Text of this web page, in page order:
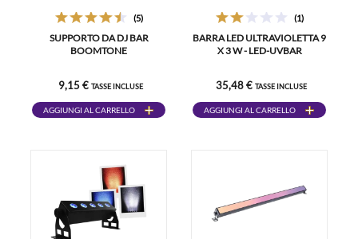
(5)
SUPPORTO DA DJ BAR
BOOMTONE
9,15 € TASSE INCLUSE
AGGIUNGI AL CARRELLO
(1)
BARRA LED ULTRAVIOLETTA 9
X 3 W - LED-UVBAR
35,48 € TASSE INCLUSE
AGGIUNGI AL CARRELLO